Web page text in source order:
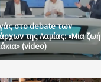
στο debate των
της Λαμίας: «Μια ζωή
(video)